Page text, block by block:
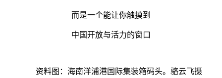
而是一个能让你触摸到
中国开放与活力的窗口
资料图：海南洋浦港国际集装箱码头。骆云飞摄